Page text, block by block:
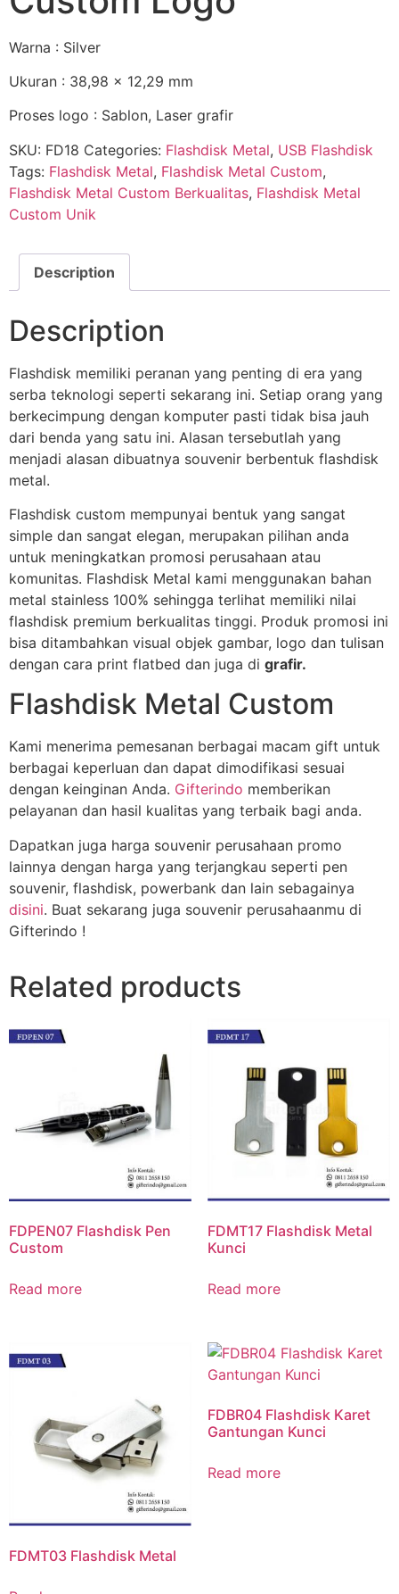
Warna : Silver
Ukuran : 38,98 x 12,29 mm
Proses logo : Sablon, Laser grafir
SKU: FD18 Categories: Flashdisk Metal, USB Flashdisk
Tags: Flashdisk Metal, Flashdisk Metal Custom,
Flashdisk Metal Custom Berkualitas, Flashdisk Metal
Custom Unik
Description
Description
Flashdisk memiliki peranan yang penting di era yang
serba teknologi seperti sekarang ini. Setiap orang yang
berkecimpung dengan komputer pasti tidak bisa jauh
dari benda yang satu ini. Alasan tersebutlah yang
menjadi alasan dibuatnya souvenir berbentuk flashdisk
metal.
Flashdisk custom mempunyai bentuk yang sangat
simple dan sangat elegan, merupakan pilihan anda
untuk meningkatkan promosi perusahaan atau
komunitas. Flashdisk Metal kami menggunakan bahan
metal stainless 100% sehingga terlihat memiliki nilai
flashdisk premium berkualitas tinggi. Produk promosi ini
bisa ditambahkan visual objek gambar, logo dan tulisan
dengan cara print flatbed dan juga di grafir.
Flashdisk Metal Custom
Kami menerima pemesanan berbagai macam gift untuk
berbagai keperluan dan dapat dimodifikasi sesuai
dengan keinginan Anda. Gifterindo memberikan
pelayanan dan hasil kualitas yang terbaik bagi anda.
Dapatkan juga harga souvenir perusahaan promo
lainnya dengan harga yang terjangkau seperti pen
souvenir, flashdisk, powerbank dan lain sebagainya
disini. Buat sekarang juga souvenir perusahaanmu di
Gifterindo !
Related products
FDPEN07 Flashdisk Pen
Custom
Read more
FDMT17 Flashdisk Metal
Kunci
Read more
FDMT03 Flashdisk Metal
FDBR04 Flashdisk Karet
Gantungan Kunci
Read more